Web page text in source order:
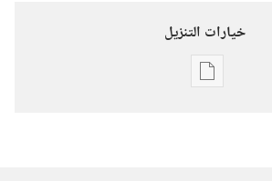
خيارات التنزيل
خيارات